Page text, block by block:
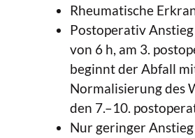
Rheumatische
Postoperativ
von 6 h, am 3.
beginnt der Abfall
Normalisierung des
den 7.–10.
Nur geringer